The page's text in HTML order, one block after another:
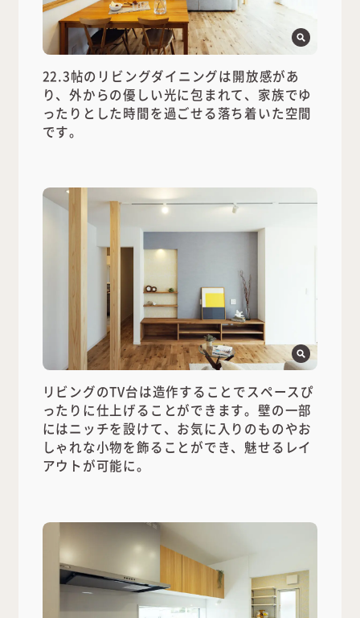
22.3帖のリビングダイニングは開放感があ
り、外からの優しい光に包まれて、家族でゆ
ったりとした時間を過ごせる落ち着いた空間
です。
リビングのTV台は造作することでスペースぴ
ったりに仕上げることができます。壁の一部
にはニッチを設けて、お気に入りのものやお
しゃれな小物を飾ることができ、魅せるレイ
アウトが可能に。